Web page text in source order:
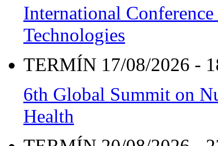
International
Technologies
TERMÍN 17/08/2026 -
6th Global Summit on
Health